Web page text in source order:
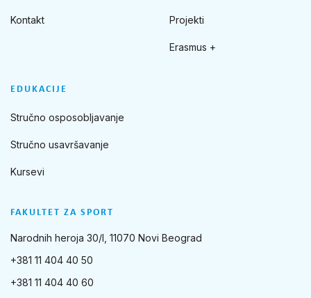
FAKULTET ZA SPORT
Narodnih heroja 30/I, 11070 Novi Beograd
+381 11 404 40 50
+381 11 404 40 60
Kontakt Projekti
Erasmus +
EDUKACIJE
Stručno osposobljavanje
Stručno usavršavanje
Kursevi